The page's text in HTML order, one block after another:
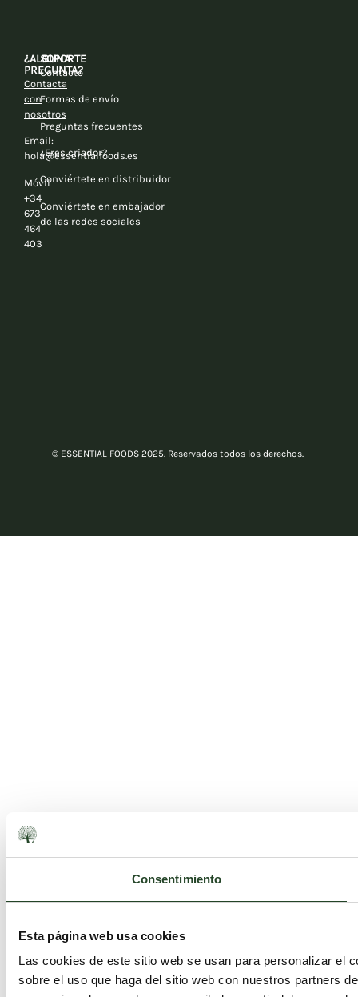
Consentimiento
Esta página web usa cookies
Las cookies de este sitio web se usan para personalizar el
sobre el uso que haga del sitio web con nuestros partners
¿ALGUNA
PREGUNTA?
Contacta
con
nosotros
Email:
hola@essentialfoods.es
Móvil
+34
673
464
403
SOPORTE
Contacto
Formas de envío
Preguntas frecuentes
¿Eres criador?
Conviértete en distribuidor
Conviértete en embajador
de las redes sociales
© ESSENTIAL FOODS 2025. Reservados todos los derechos.